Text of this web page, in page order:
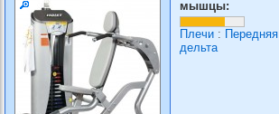
мышцы:
Плечи : Передняя
дельта